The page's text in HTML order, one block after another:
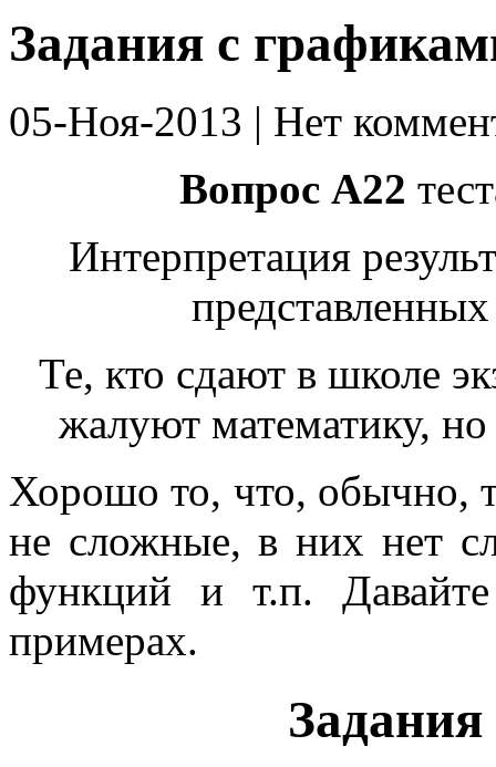
Задания с
05-Ноя-2013 | Нет
Вопрос А22
Интерпретация
Те, кто сдают в школе
жалуют математику,
Хорошо то, что, обычно,
не сложные, в них нет
функций и т.п.
примерах.